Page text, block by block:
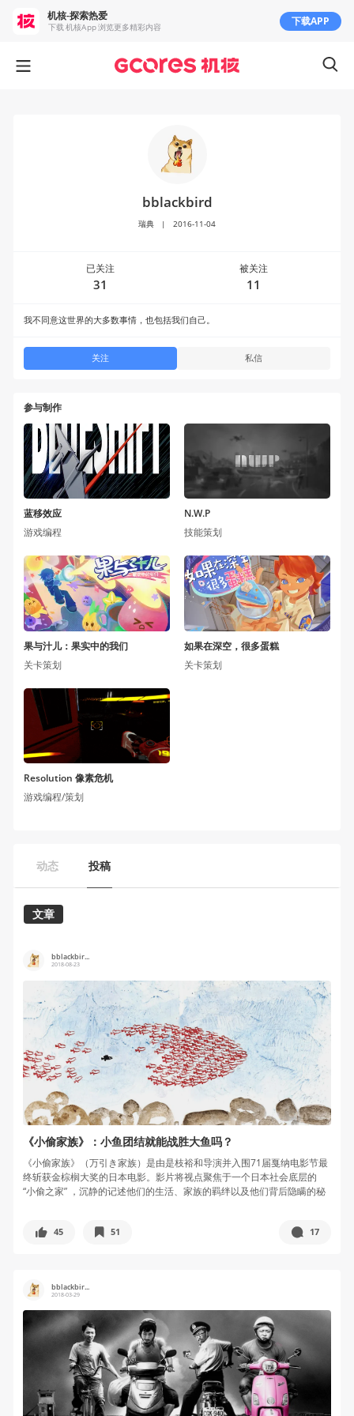
参与制作
蓝移效应
游戏编程
N.W.P
技能策划
果与汁儿：果实中的我们
关卡策划
如果在深空，很多蛋糕
关卡策划
Resolution 像素危机
游戏编程/策划
动态 投稿
文章
bblackbir...
2018-08-23
《小偷家族》：小鱼团结就能战胜大鱼吗？
《小偷家族》（万引き家族）是由是枝裕和导演并入围71届戛纳电影节最
终斩获金棕榈大奖的日本电影。影片将视点聚焦于一个日本社会底层的
“小偷之家” ，沉静的记述他们的生活、家族的羁绊以及他们背后隐瞒的秘
45 51 17
bblackbir...
2018-03-29
bblackbird
瑞典 | 2016-11-04
已关注
31
被关注
11
我不同意这世界的大多数事情，也包括我们自己。
关注 私信
机核-探索热爱
下载 机核App 浏览更多精彩内容 下载APP